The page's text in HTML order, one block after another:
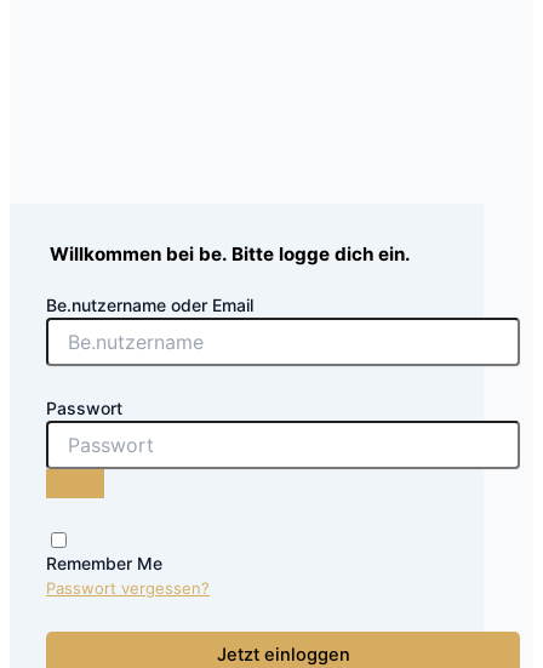
Willkommen bei be. Bitte logge dich ein.
Be.nutzername oder Email
Passwort
Remember Me
Passwort vergessen?
Jetzt einloggen